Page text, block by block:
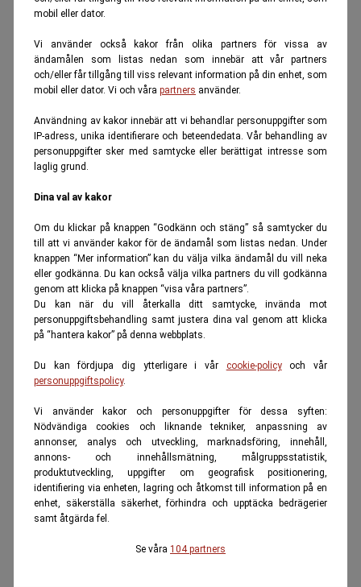
mobil eller dator.
Vi använder också kakor från olika partners för vissa av
ändamålen som listas nedan som innebär att vår partners
och/eller får tillgång till viss relevant information på din enhet, som
mobil eller dator. Vi och våra partners använder.
Användning av kakor innebär att vi behandlar personuppgifter som
IP-adress, unika identifierare och beteendedata. Vår behandling av
personuppgifter sker med samtycke eller berättigat intresse som
laglig grund.
Dina val av kakor
Om du klickar på knappen “Godkänn och stäng” så samtycker du
till att vi använder kakor för de ändamål som listas nedan. Under
knappen “Mer information” kan du välja vilka ändamål du vill neka
eller godkänna. Du kan också välja vilka partners du vill godkänna
genom att klicka på knappen “visa våra partners”.
Du kan när du vill återkalla ditt samtycke, invända mot
personuppgiftsbehandling samt justera dina val genom att klicka
på “hantera kakor” på denna webbplats.
Du kan fördjupa dig ytterligare i vår cookie-policyoch vår
personuppgiftspolicy.
Vi använder kakor och personuppgifter för dessa syften:
Nödvändiga cookies och liknande tekniker, anpassning av
annonser, analys och utveckling, marknadsföring, innehåll,
annons- och innehållsmätning, målgruppsstatistik,
produktutveckling, uppgifter om geografisk positionering,
identifiering via enheten, lagring och åtkomst till information på en
enhet, säkerställa säkerhet, förhindra och upptäcka bedrägerier
samt åtgärda fel.
Se våra 104 partners